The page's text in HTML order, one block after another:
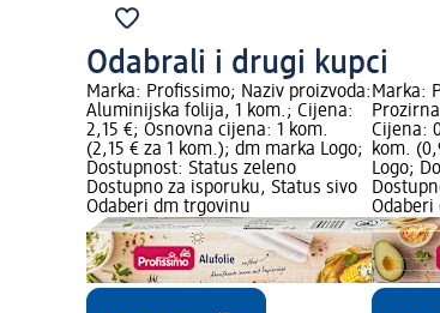
Odabrali i drugi kupci
Marka: Profissimo; Naziv proizvoda:
Aluminijska folija, 1 kom.; Cijena:
2,15 €; Osnovna cijena: 1 kom.
(2,15 € za 1 kom.); dm marka Logo;
Dostupnost: Status zeleno
Dostupno za isporuku, Status sivo
Odaberi dm trgovinu
Marka:
Cijena:
kom.
Logo;